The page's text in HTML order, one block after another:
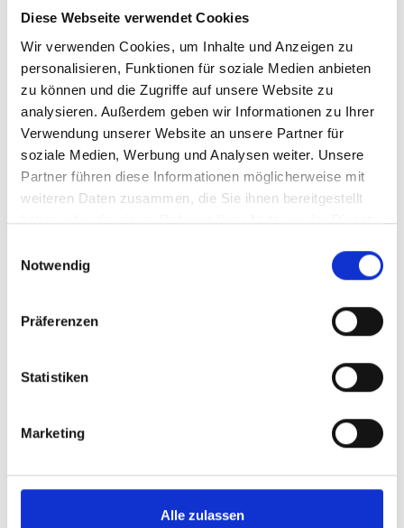
Diese Webseite verwendet Cookies
Wir verwenden Cookies, um Inhalte und Anzeigen zu
personalisieren, Funktionen für soziale Medien anbieten
zu können und die Zugriffe auf unsere Website zu
analysieren. Außerdem geben wir Informationen zu Ihrer
Verwendung unserer Website an unsere Partner für
soziale Medien, Werbung und Analysen weiter. Unsere
Partner führen diese Informationen möglicherweise mit
weiteren Daten zusammen, die Sie ihnen bereitgestellt
haben oder die sie im Rahmen Ihrer Nutzung der Dienste
Notwendig
Präferenzen
Statistiken
Marketing
Alle zulassen
Farbe: Chromschwarz/Schwarz
pro Stück (inkl. MwSt. zzgl. Versandkosten für
Grossartikel)
7.299,00 EUR
Z.Z. nicht verfügbar
CENTURION No Pogo
Modelljahr 2026
Art.Nr. 42420050
Grossartikel